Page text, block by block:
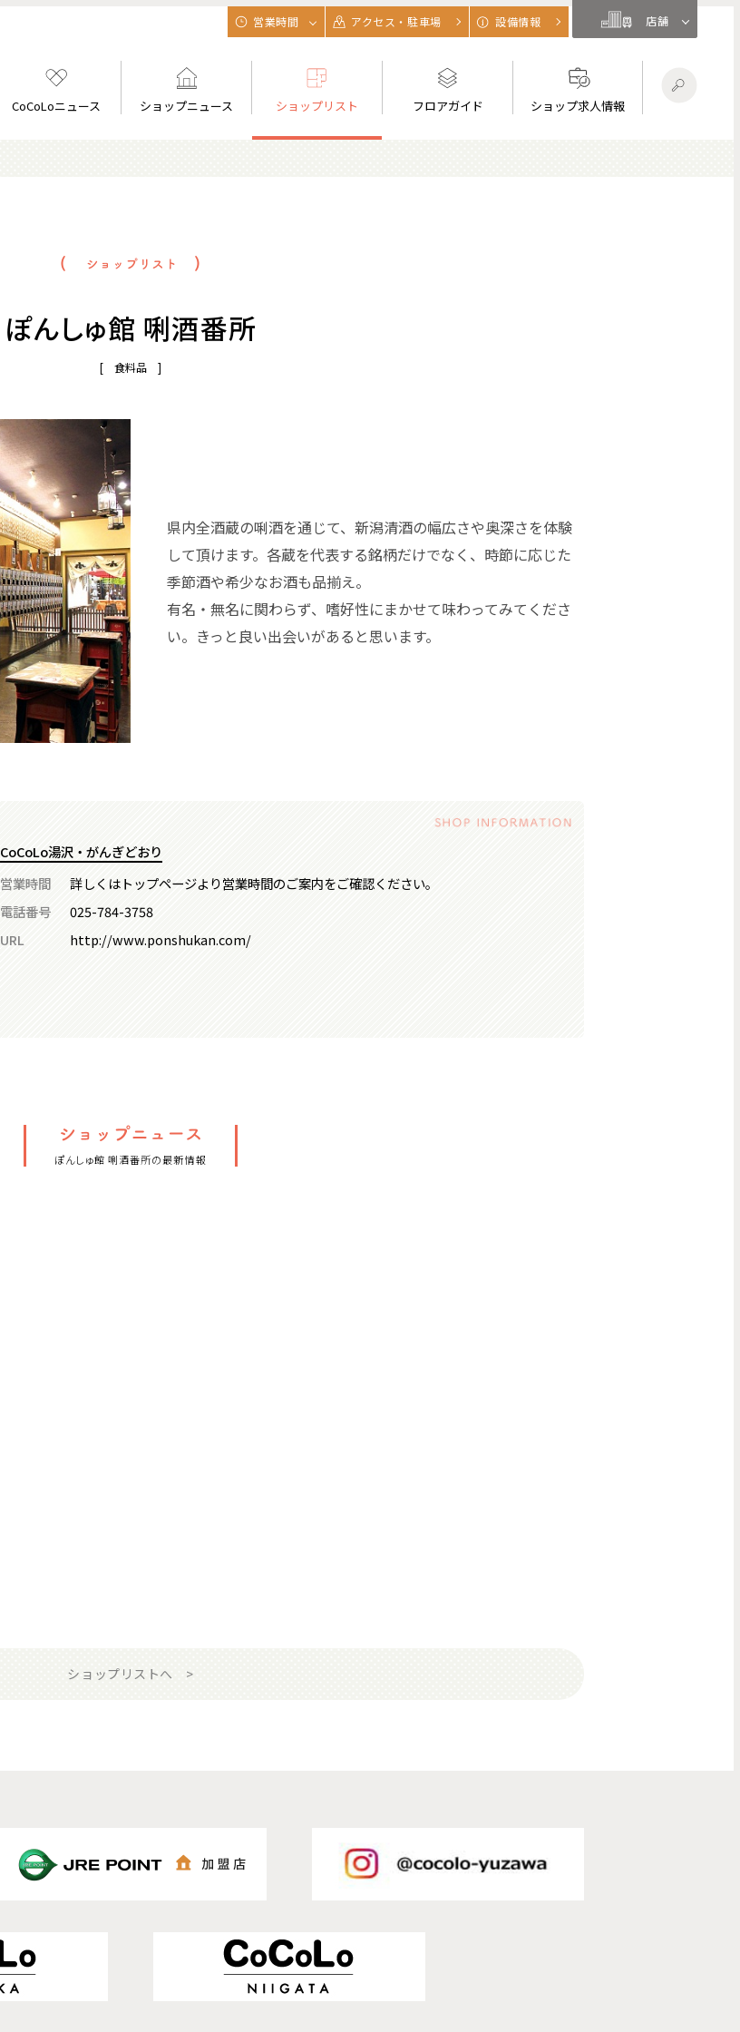
CoCoLoニュース ショップニュース ショップリスト フロアガイド ショップ求人情報
営業時間 アクセス・駐車場 設備情報 店舗
ぽんしゅ館 唎酒番所
[ 食料品 ]
県内全酒蔵の唎酒を通じて、新潟清酒の幅広さや奥深さを体験
して頂けます。各蔵を代表する銘柄だけでなく、時節に応じた
季節酒や希少なお酒も品揃え。
有名・無名に関わらず、嗜好性にまかせて味わってみてくださ
い。きっと良い出会いがあると思います。
CoCoLo湯沢・がんぎどおり
営業時間
詳しくはトップページより営業時間のご案内をご確認ください。
電話番号
025-784-3758
URL
http://www.ponshukan.com/
ぽんしゅ館 唎酒番所の最新情報
ショップリストへ